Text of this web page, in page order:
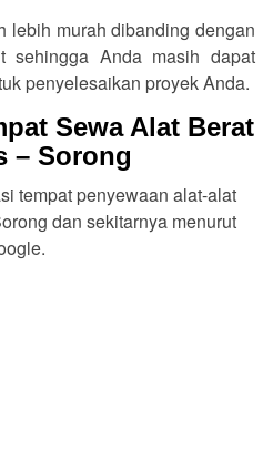
lebih murah dibanding dengan
sehingga Anda masih dapat
penyelesaikan proyek Anda.
Sewa Alat Berat
– Sorong
tempat penyewaan alat-alat
dan sekitarnya menurut